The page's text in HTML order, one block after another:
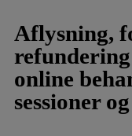
Aflysning,
online
sessioner